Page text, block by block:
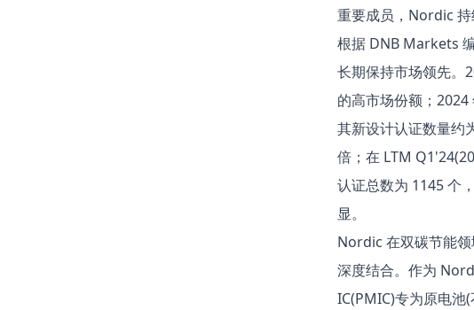
重要成员，Nordic 持
根据 DNB Markets
长期保持市场领先。
的高市场份额；2024
其新设计认证数量约
倍；在 LTM
认证总数为 1145 个
显。​
Nordic 在双碳节能
深度结合。作为
IC(PMIC)专为原电池